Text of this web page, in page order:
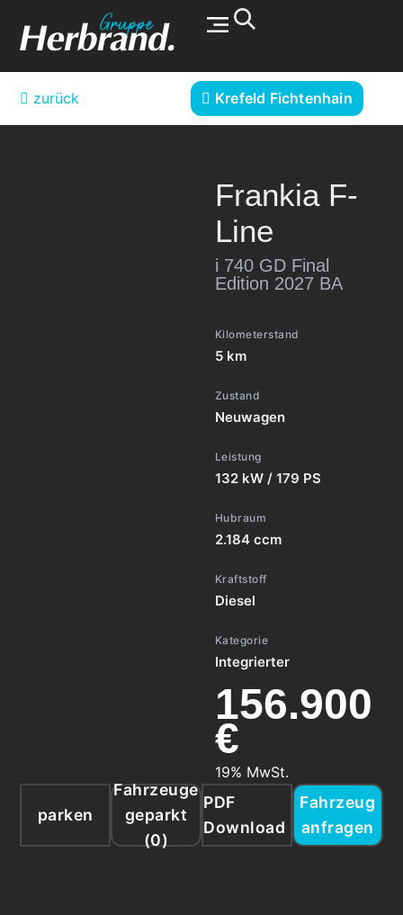
zurück Krefeld Fichtenhain
Frankia F-
Line
i 740 GD Final
Edition 2027 BA
Kilometerstand
5 km
Zustand
Neuwagen
Leistung
132 kW / 179 PS
Hubraum
2.184 ccm
Kraftstoff
Diesel
Kategorie
Integrierter
156.900
€
19% MwSt.
parken
Fahrzeuge
geparkt
(0)
PDF
Download
Fahrzeug
anfragen